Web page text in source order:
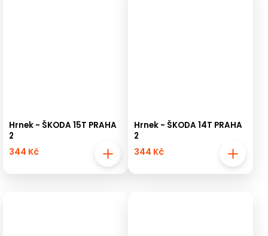
Hrnek - ŠKODA 15T PRAHA
2
344 Kč
Hrnek - ŠKODA 14T PRAHA
2
344 Kč